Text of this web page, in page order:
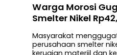
Warga Morosi
Smelter Nikel
Masyarakat
perusahaan smelter